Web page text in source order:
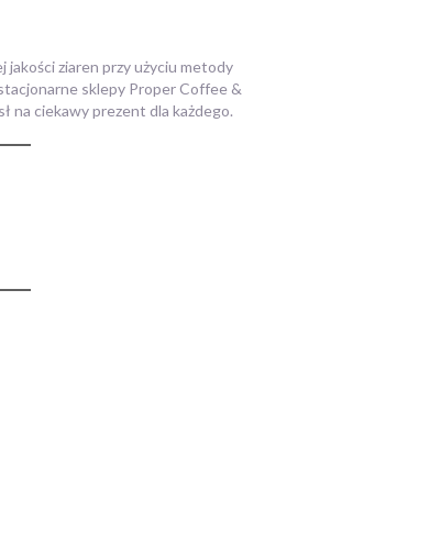
jakości ziaren przy użyciu metody
sklepy Proper Coffee &
na ciekawy prezent dla każdego.